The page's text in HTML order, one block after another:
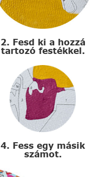
2. Fesd ki a hozzá
tartozó festékkel.
4. Fess egy másik
számot.